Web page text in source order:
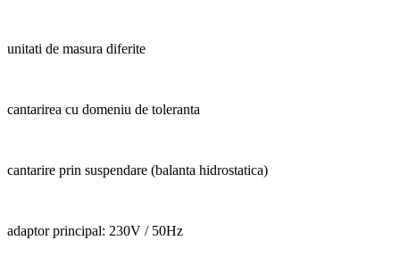
unitati de masura diferite
cantarirea cu domeniu de toleranta
cantarire prin suspendare (balanta hidrostatica)
adaptor principal: 230V / 50Hz